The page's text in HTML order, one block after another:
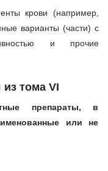
крови (например,
варианты (части) с
и прочие
тома VI
препараты, в
или не